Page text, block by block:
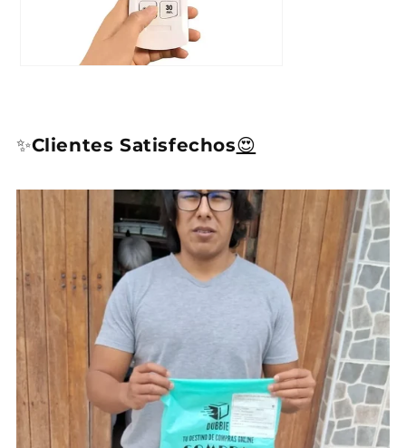
✨Clientes Satisfechos😍